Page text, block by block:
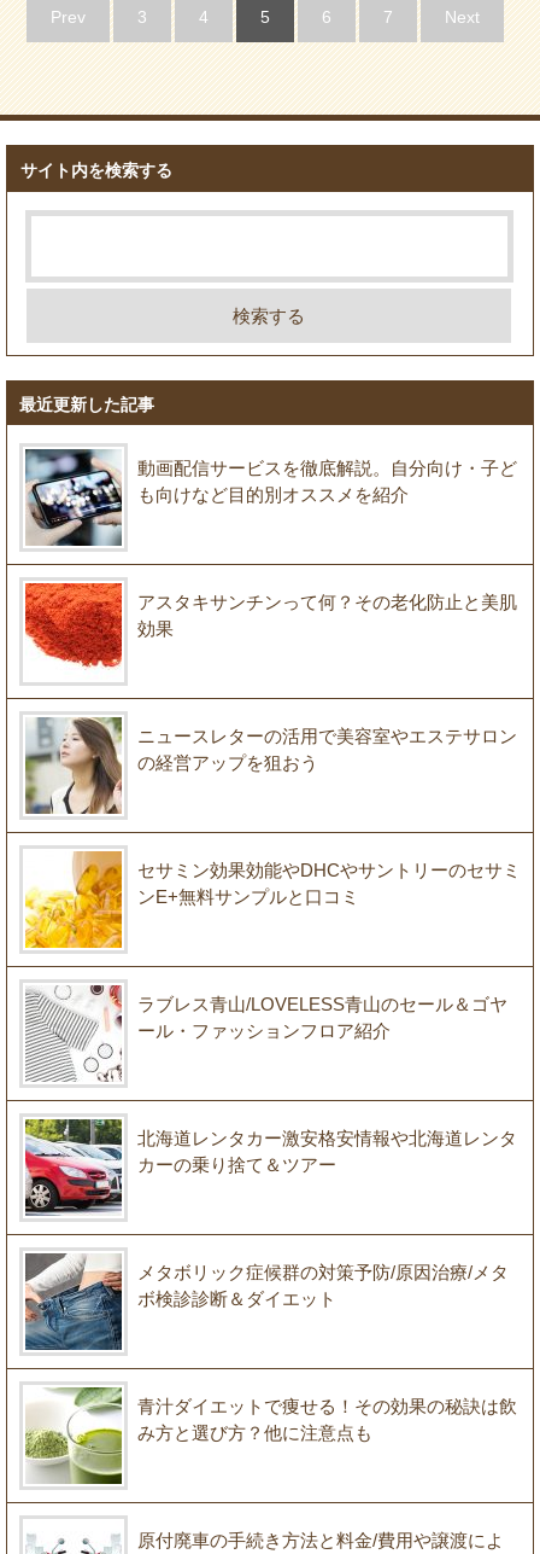
Prev 3 4 5 6 7 Next
サイト内を検索する
最近更新した記事
動画配信サービスを徹底解説。自分向け・子ど
も向けなど目的別オススメを紹介
アスタキサンチンって何？その老化防止と美肌
効果
ニュースレターの活用で美容室やエステサロン
の経営アップを狙おう
セサミン効果効能やDHCやサントリーのセサミ
ンE+無料サンプルと口コミ
ラブレス青山/LOVELESS青山のセール＆ゴヤ
ール・ファッションフロア紹介
北海道レンタカー激安格安情報や北海道レンタ
カーの乗り捨て＆ツアー
メタボリック症候群の対策予防/原因治療/メタ
ボ検診診断＆ダイエット
青汁ダイエットで痩せる！その効果の秘訣は飲
み方と選び方？他に注意点も
原付廃車の手続き方法と料金/費用や譲渡によ